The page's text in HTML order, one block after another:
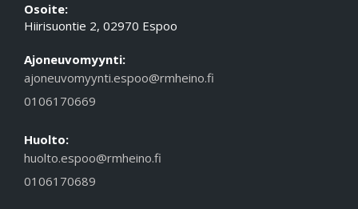
Osoite:
Hiirisuontie 2, 02970 Espoo
Ajoneuvomyynti:
ajoneuvomyynti.espoo@rmheino.fi
0106170669
Huolto:
huolto.espoo@rmheino.fi
0106170689